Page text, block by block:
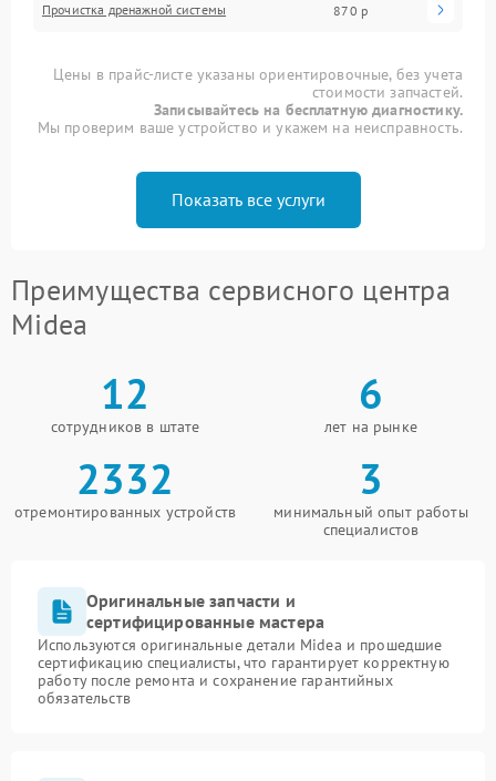
Прочистка дренажной системы 870 р
Цены в прайс-листе указаны ориентировочные, без учета
стоимости запчастей.
Записывайтесь на бесплатную диагностику.
Мы проверим ваше устройство и укажем на неисправность.
Показать все услуги
Преимущества сервисного центра
Midea
12
сотрудников в штате
6
лет на рынке
2332
отремонтированных устройств
3
минимальный опыт работы
специалистов
Оригинальные запчасти и
сертифицированные мастера
Используются оригинальные детали Midea и прошедшие
сертификацию специалисты, что гарантирует корректную
работу после ремонта и сохранение гарантийных
обязательств